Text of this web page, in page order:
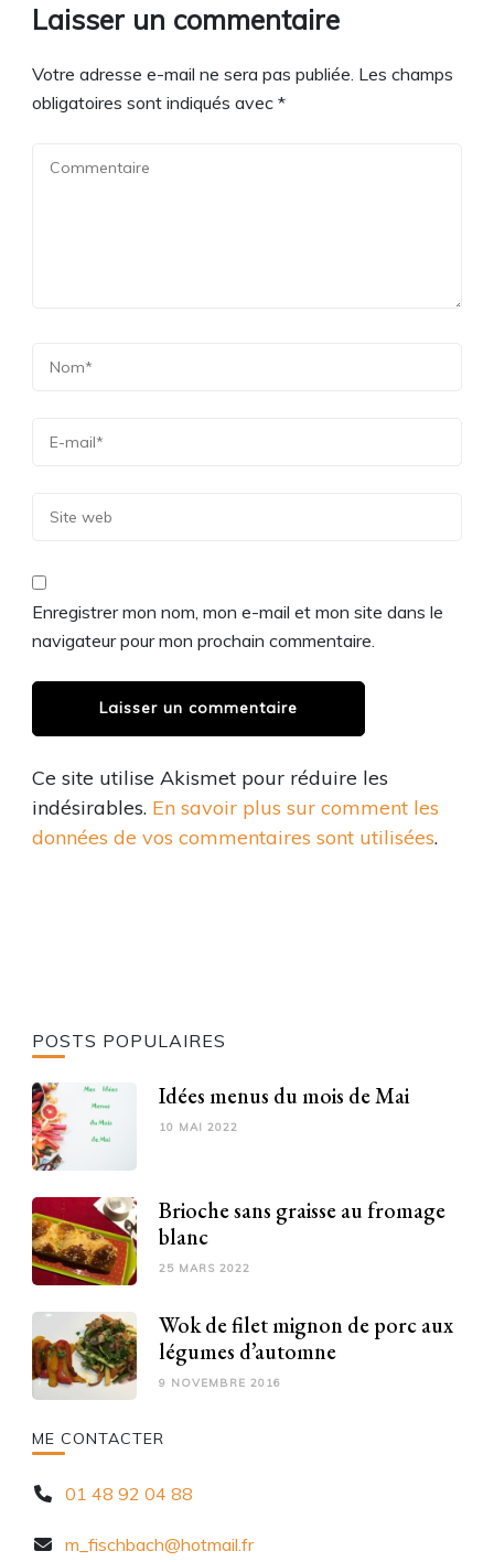
Laisser un commentaire
Votre adresse e-mail ne sera pas publiée. Les champs
obligatoires sont indiqués avec *
Enregistrer mon nom, mon e-mail et mon site dans le
navigateur pour mon prochain commentaire.
Ce site utilise Akismet pour réduire les
indésirables. En savoir plus sur comment les
données de vos commentaires sont utilisées.
POSTS POPULAIRES
Idées menus du mois de Mai
10 MAI 2022
Brioche sans graisse au fromage
blanc
25 MARS 2022
Wok de filet mignon de porc aux
légumes d’automne
9 NOVEMBRE 2016
ME CONTACTER
01 48 92 04 88
m_fischbach@hotmail.fr